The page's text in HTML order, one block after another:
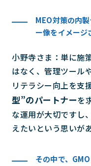
MEO対策の内
ー像をイメージ
小野寺さま：単に施
はなく、管理ツール
リテラシー向上を支
型”のパートナーを
な運用が大切ですし
えたいという思いが
その中で、